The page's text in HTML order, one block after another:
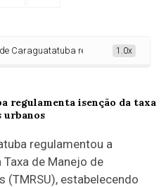
regulamenta isenção
1.0x
regulamentou a
de Manejo de
(TMRSU), estabelecendo